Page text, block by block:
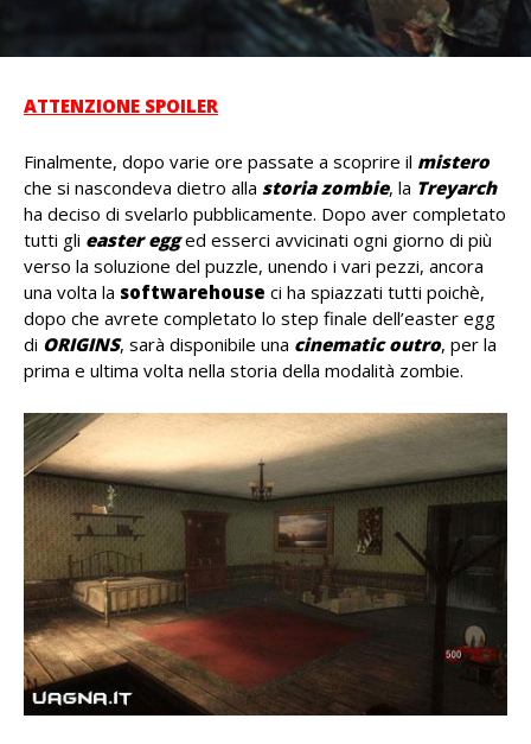
ATTENZIONE SPOILER
Finalmente, dopo varie ore passate a scoprire il mistero
che si nascondeva dietro alla storia zombie, la Treyarch
ha deciso di svelarlo pubblicamente. Dopo aver completato
tutti gli easter egged esserci avvicinati ogni giorno di più
verso la soluzione del puzzle, unendo i vari pezzi, ancora
una volta la softwarehouse ci ha spiazzati tutti poichè,
dopo che avrete completato lo step finale dell’easter egg
di ORIGINS, sarà disponibile una cinematic outro, per la
prima e ultima volta nella storia della modalità zombie.